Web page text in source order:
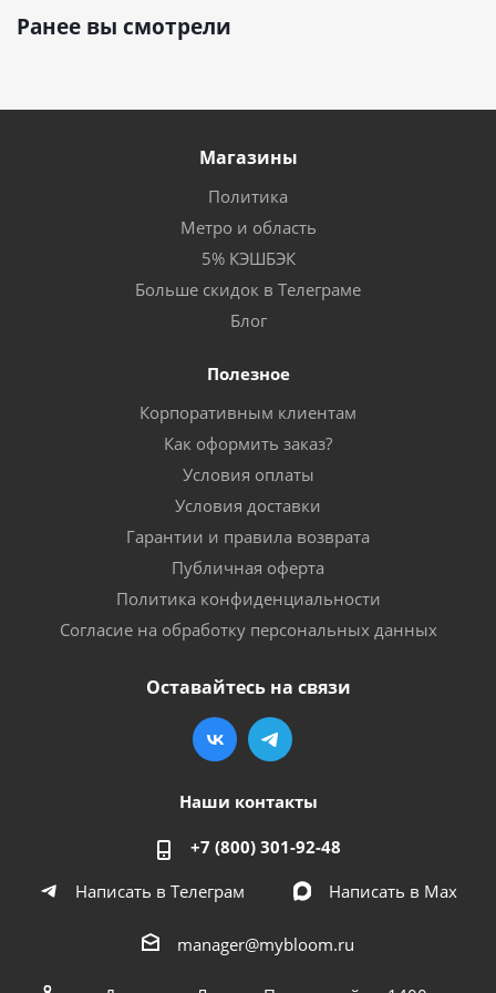
Ранее вы смотрели
Магазины
Политика
Метро и область
5% КЭШБЭК
Больше скидок в Телеграме
Блог
Полезное
Корпоративным клиентам
Как оформить заказ?
Условия оплаты
Условия доставки
Гарантии и правила возврата
Публичная оферта
Политика конфиденциальности
Согласие на обработку персональных данных
Оставайтесь на связи
Наши контакты
+7 (800) 301-92-48
Написать в Телеграм
Написать в Мах
manager@mybloom.ru